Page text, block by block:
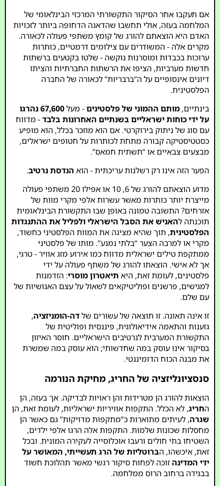
אם תעקבו אחר הסיקור התקשורתי המרכזי הבינלאומי של
המלחמה בעזה, אולי תחשבו שהדאגה הדחופה ביותר לזכויות
האדם היא הוצאתם להורג של קומץ משתפי פעולה לכאורה.
מקרים אלה - המשודרים עם צילומים דרמטיים, כותרות
ערוכות בכבדות ומוסרנות נוקשה - שלטו בקטעים ברשתות
חדשות מערביות, הציפו את הרשתות החברתיות והציתו
דיונים אינסופיים על ה”ברבריות” לכאורה של החברה
הפלסטינית.
בינתיים,מותם ההמוני של פלסטינים- מעל
67,600 נהרגו
על ידי כוחות ישראליים בשנתיים האחרונות בלבד- מדווח
עם סוג של ניתוק בירוקרטי. אם הוא מוזכר בכלל, הוא מופיע
כסטטיסטיקה קבורה מתחת לכותרות על חטופים ישראלים,
מבצעים צבאיים או “תשתית חמאס”.
הפער הזה אינו רק רשלנות עריכתית - הוא הנדסת נרטיב.
מדוע הוצאתם להורג של 6, 10 או אפילו 20 משתפי פעולה
מייצרת יותר כותרות מאשר עשרות אלפי מקרי מוות של
אזרחים? התשובה טמונה באופן שבו התקשורת הבינלאומית
תוכנתה להאניש את הסבל הישראלי ולפליל את ההתנגדות
הפלסטינית, תוך שהיא מציגה את המוות הפלסטיני כחשוד,
מקרי או למרבה הצער “בלתי נמנע”. מותו של פלסטיני
ממתקפת טילים ישראלית מדווח כמו אירוע מזג אוויר - טרגי,
אך לא אישי. הוצאתו להורג של משתף פעולה על ידי
פלסטינים, לעומת זאת, היא תיאטרון מוסרי: הזדמנות
למגישים, פרשנים ופוליטיקאים לשאול על עצם האנושיות של
עם שלם.
זו אינה תאונה. זו תוצאה של עשורים שלדה-הומניזציה,
גזענות והתאמה אידיאולוגית, פיננסית ופוליטית של
התקשורת המערבית לנרטיבים הישראליים. חוסר האיזון
בסיקור אינו עוסק במה שחדשותי; הוא עוסק במה שמשרת
את מבנה הכוח הדומיננטי.
סנסציונליזציה של החריג, מחיקת הנורמה
הוצאות להורג הן מטרידות והן ראויות לבדיקה. אך בעזה, הן
החריג, לא הכלל. התקפות אוויריות ישראליות, לעומת זאת, הן
שגרה, לעיתים מתוארות כ”מתקפות מדויקות” גם כאשר הן
מחסלות שכונות שלמות. התקפות אלה הרגו אלפי ילדים,
השטיחו בתי חולים ורעבו אוכלוסייה לעקירה המונית. ובכל
זאת, איכשהו, הברוטליות של הרג תעשייתי, המאושר על
ידי המדינה זוכה לפחות סיקור רגשי מאשר תהלוכת חשוד
בבגידה ברחוב הרוס ממלחמה.